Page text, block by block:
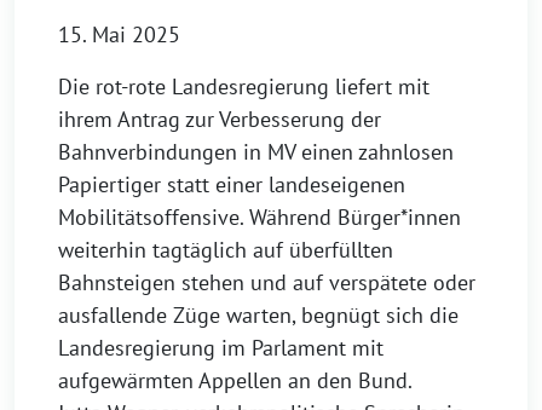
15. Mai 2025
Die rot-rote Landesregierung liefert mit
ihrem Antrag zur Verbesserung der
Bahnverbindungen in MV einen zahnlosen
Papiertiger statt einer landeseigenen
Mobilitätsoffensive. Während Bürger*innen
weiterhin tagtäglich auf überfüllten
Bahnsteigen stehen und auf verspätete oder
ausfallende Züge warten, begnügt sich die
Landesregierung im Parlament mit
aufgewärmten Appellen an den Bund.